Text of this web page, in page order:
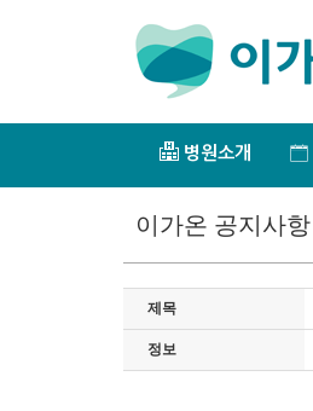
병원소개
이가온 공지사항
제목
정보